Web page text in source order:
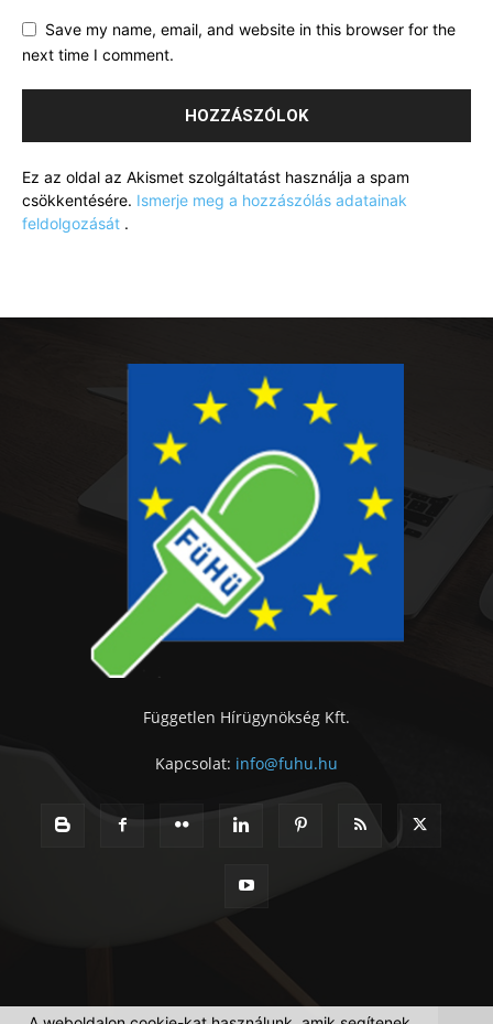
Save my name, email, and website in this browser for the
next time I comment.
Ez az oldal az Akismet szolgáltatást használja a spam
csökkentésére. Ismerje meg a hozzászólás adatainak
feldolgozását .
Független Hírügynökség Kft.
Kapcsolat: info@fuhu.hu